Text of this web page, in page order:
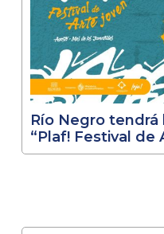
Río Negro
“Plaf! Festival de